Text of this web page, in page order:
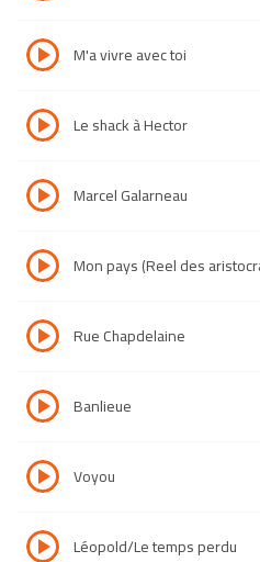
M'a vivre avec toi
Le shack à Hector
Marcel Galarneau
Mon pays (Reel des
Rue Chapdelaine
Banlieue
Voyou
Léopold/Le temps perdu